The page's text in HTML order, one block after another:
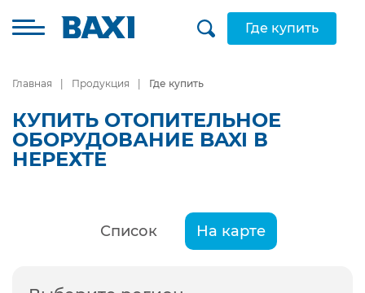
Где купить
Главная Продукция Где купить
КУПИТЬ ОТОПИТЕЛЬНОЕ
ОБОРУДОВАНИЕ BAXI В
НЕРЕХТЕ
Список На карте